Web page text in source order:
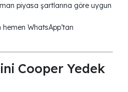
piyasa şartlarına göre uygun
WhatsApp’tan
Cooper Yedek